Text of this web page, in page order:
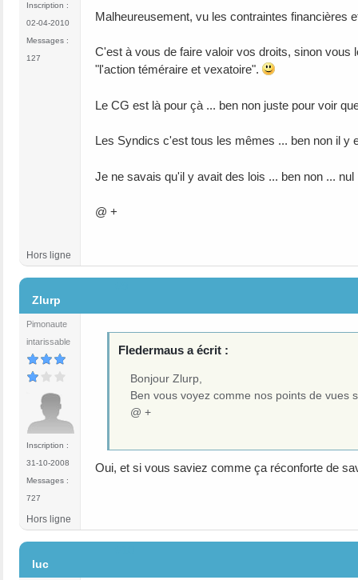
Inscription :
02-04-2010
Messages :
127
Malheureusement, vu les contraintes financières
C'est à vous de faire valoir vos droits, sinon vous
"l'action téméraire et vexatoire".
Le CG est là pour çà ... ben non juste pour voir
Les Syndics c'est tous les mêmes ... ben non il y
Je ne savais qu'il y avait des lois ... ben non ...
@ +
Hors ligne
Zlurp
Pimonaute
intarissable
Inscription :
31-10-2008
Messages :
727
Fledermaus a écrit :
Bonjour Zlurp,
Ben vous voyez comme nos points de vues
@ +
Oui, et si vous saviez comme ça réconforte de
Hors ligne
luc